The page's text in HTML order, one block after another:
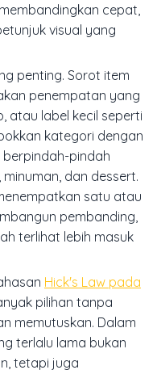
cepat,
visual yang
penting. Sorot item
penempatan yang
atau label kecil seperti
kategori dengan
pindah
dan dessert.
satu atau
pembanding,
terlihat lebih masuk
Hick's Law pada
pilihan tanpa
memutuskan. Dalam
terlalu lama bukan
tetapi juga